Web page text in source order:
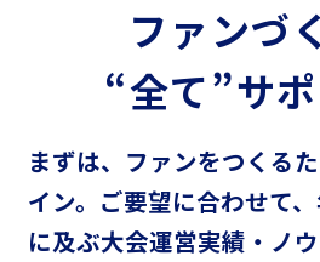
ファンづ
“全て”サポ
まずは、ファンをつくる
イン。 ご要望に合わせて
に及ぶ大会運営実績・ノ